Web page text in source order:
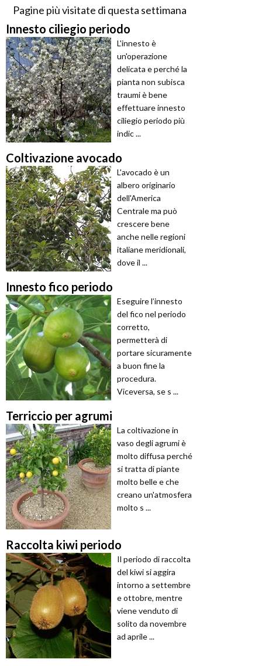
Pagine più visitate di questa settimana
Innesto ciliegio periodo
L'innesto è
un'operazione
delicata e perché la
pianta non subisca
traumi è bene
effettuare innesto
ciliegio periodo più
indic ...
Coltivazione avocado
L'avocado è un
albero originario
dell'America
Centrale ma può
crescere bene
anche nelle regioni
italiane meridionali,
dove il ...
Innesto fico periodo
Eseguire l’innesto
del fico nel periodo
corretto,
permetterà di
portare sicuramente
a buon fine la
procedura.
Viceversa, se s ...
Terriccio per agrumi
La coltivazione in
vaso degli agrumi è
molto diffusa perché
si tratta di piante
molto belle e che
creano un'atmosfera
molto s ...
Raccolta kiwi periodo
Il periodo di raccolta
del kiwi si aggira
intorno a settembre
e ottobre, mentre
viene venduto di
solito da novembre
ad aprile ...